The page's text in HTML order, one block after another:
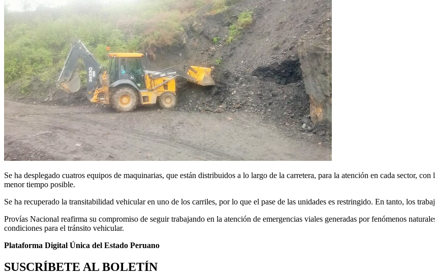
Se ha desplegado cuatros equipos de maquinarias, que están distribuidos a lo largo de la carretera, para la atención en cada sector,
menor tiempo posible.
Se ha recuperado la transitabilidad vehicular en uno de los carriles, por lo que el pase de las unidades es restringido. En tanto, los
Provías Nacional reafirma su compromiso de seguir trabajando en la atención de emergencias viales generadas por fenómenos
condiciones para el tránsito vehicular.
Plataforma Digital Única del Estado Peruano
SUSCRÍBETE AL BOLETÍN